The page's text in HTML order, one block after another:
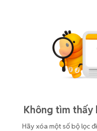
Không tìm thấy
Hãy xóa một số bộ lọc